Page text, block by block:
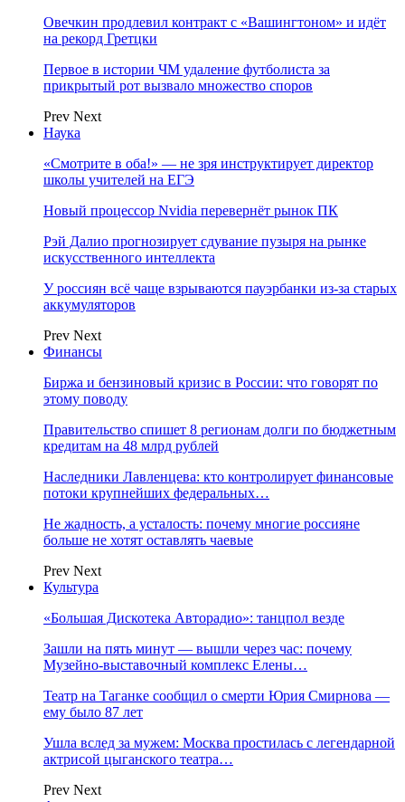
Овечкин продлевил контракт с «Вашингтоном» и идёт
на рекорд Гретцки
Первое в истории ЧМ удаление футболиста за
прикрытый рот вызвало множество споров
Prev Next
Наука
«Смотрите в оба!» — не зря инструктирует директор
школы учителей на ЕГЭ
Новый процессор Nvidia перевернёт рынок ПК
Рэй Далио прогнозирует сдувание пузыря на рынке
искусственного интеллекта
У россиян всё чаще взрываются пауэрбанки из-за старых
аккумуляторов
Prev Next
Финансы
Биржа и бензиновый кризис в России: что говорят по
этому поводу
Правительство спишет 8 регионам долги по бюджетным
кредитам на 48 млрд рублей
Наследники Лавленцева: кто контролирует финансовые
потоки крупнейших федеральных…
Не жадность, а усталость: почему многие россияне
больше не хотят оставлять чаевые
Prev Next
Культура
«Большая Дискотека Авторадио»: танцпол везде
Зашли на пять минут — вышли через час: почему
Музейно-выставочный комплекс Елены…
Театр на Таганке сообщил о смерти Юрия Смирнова —
ему было 87 лет
Ушла вслед за мужем: Москва простилась с легендарной
актрисой цыганского театра…
Prev Next